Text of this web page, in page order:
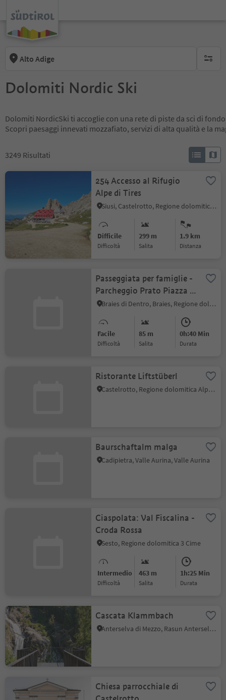
Alto Adige
Dolomiti Nordic Ski
Dolomiti NordicSki ti accoglie con una rete di piste da sci di
Scopri paesaggi innevati mozzafiato, servizi di alta qualità e la
3249 Risultati
254 Accesso al Rifugio
Alpe di Tires
Siusi, Castelrotto, Regione dolomitica Alpe di Siusi
Difficile
Difficoltà
299 m
Salita
1.9 km
distanza
Passeggiata per famiglie -
Parcheggio Prato Piazza -
Malga Prato Piazza
Braies di Dentro, Braies, Regione dolomitica 3 Cime
Facile
Difficoltà
85 m
Salita
0h:40 Min
durata
Ristorante Liftstüberl
Castelrotto, Regione dolomitica Alpe di Siusi
Baurschaftalm malga
Cadipietra, Valle Aurina, Valle Aurina
Ciaspolata: Val Fiscalina -
Croda Rossa
Sesto, Regione dolomitica 3 Cime
Intermedio
Difficoltà
463 m
Salita
1h:25 Min
durata
Cascata Klammbach
Anterselva di Mezzo, Rasun Anterselva, Regione dolomitica Plan de Corones
Chiesa parrocchiale di